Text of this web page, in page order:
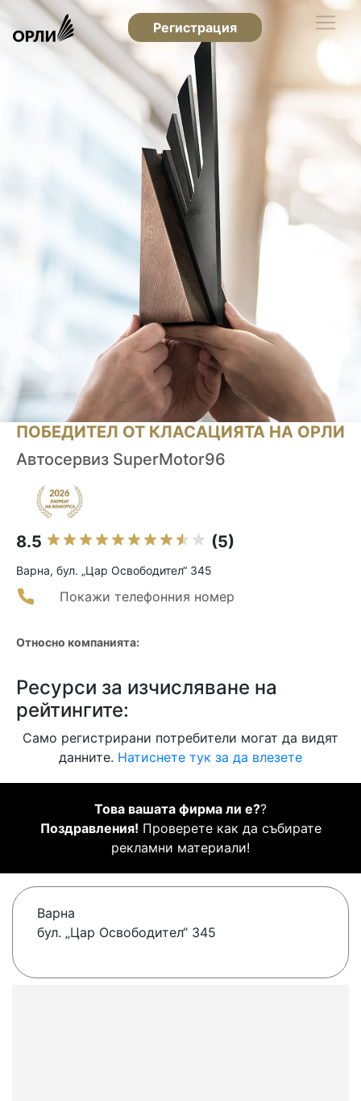
Регистрация
ПОБЕДИТЕЛ ОТ КЛАСАЦИЯТА НА ОРЛИ
Автосервиз SuperMotor96
8.5 (5)
Варна, бул. „Цар Освободител“ 345
Покажи телефонния номер
Относно компанията:
Ресурси за изчисляване на
рейтингите:
Само регистрирани потребители могат да видят
данните. Натиснете тук за да влезете
Това вашата фирма ли е??
Поздравления! Проверете как да събирате
рекламни материали!
Варна
бул. „Цар Освободител“ 345